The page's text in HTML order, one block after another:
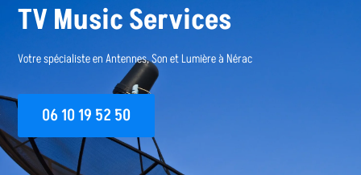
TV Music Services
Votre spécialiste en Antennes, Son et Lumière à Nérac
06 10 19 52 50